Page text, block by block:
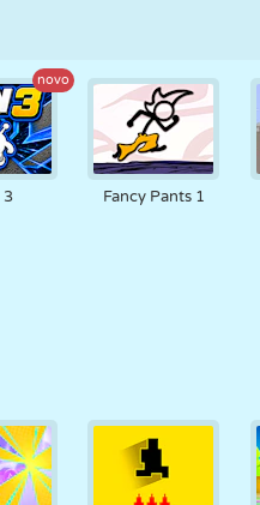
novo
3 Fancy Pants 1